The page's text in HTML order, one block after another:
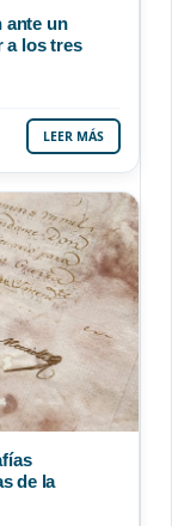
ante un
a los tres
LEER MÁS
de la